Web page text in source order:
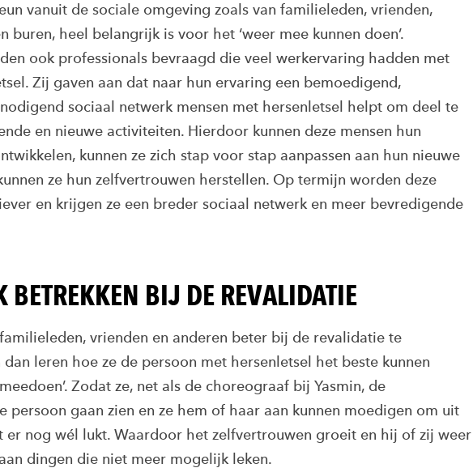
vanuit de sociale omgeving zoals van familieleden, vrienden,
buren, heel belangrijk is voor het ‘weer mee kunnen doen’.
ook professionals bevraagd die veel werkervaring hadden met
Zij gaven aan dat naar hun ervaring een bemoedigend,
sociaal netwerk mensen met hersenletsel helpt om deel te
en nieuwe activiteiten. Hierdoor kunnen deze mensen hun
kunnen ze zich stap voor stap aanpassen aan hun nieuwe
ze hun zelfvertrouwen herstellen. Op termijn worden deze
en krijgen ze een breder sociaal netwerk en meer bevredigende
BETREKKEN BIJ DE REVALIDATIE
vrienden en anderen beter bij de revalidatie te
dan leren hoe ze de persoon met hersenletsel het beste kunnen
Zodat ze, net als de choreograaf bij Yasmin, de
persoon gaan zien en ze hem of haar aan kunnen moedigen om uit
er nog wél lukt. Waardoor het zelfvertrouwen groeit en hij of zij weer
dingen die niet meer mogelijk leken.